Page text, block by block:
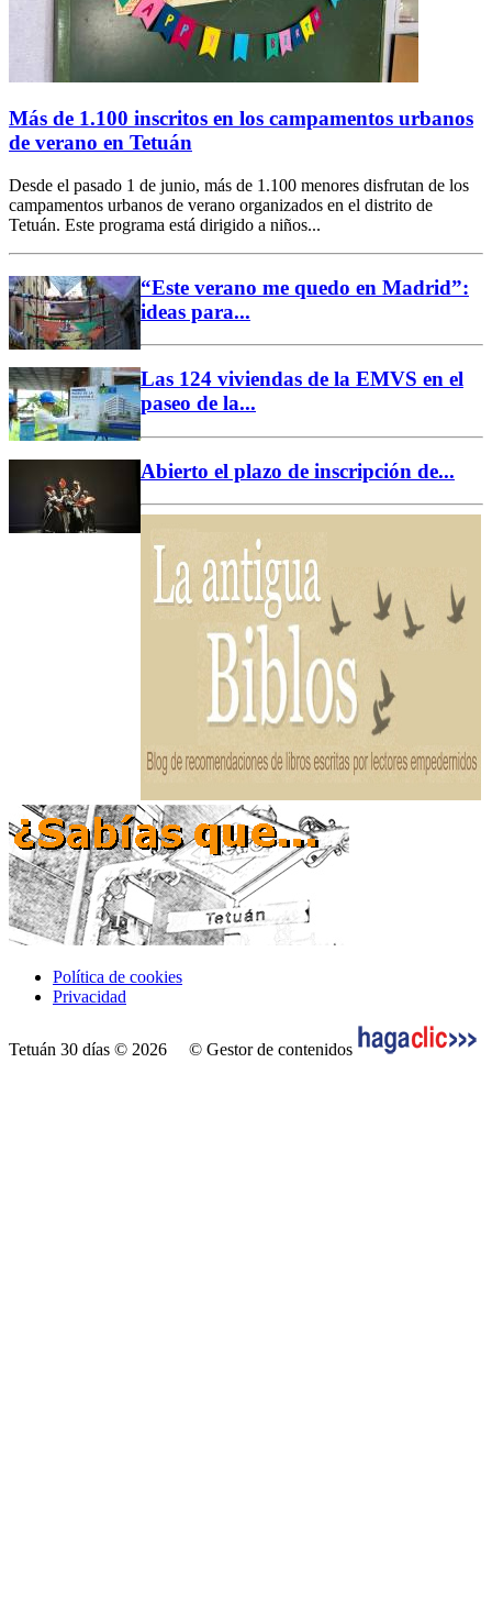
Más de 1.100 inscritos en los campamentos urbanos
de verano en Tetuán
Desde el pasado 1 de junio, más de 1.100 menores disfrutan de los
campamentos urbanos de verano organizados en el distrito de
Tetuán. Este programa está dirigido a niños...
“Este verano me quedo en Madrid”:
ideas para...
Las 124 viviendas de la EMVS en el
paseo de la...
Abierto el plazo de inscripción de...
Política de cookies
Privacidad
Tetuán 30 días © 2026 © Gestor de contenidos